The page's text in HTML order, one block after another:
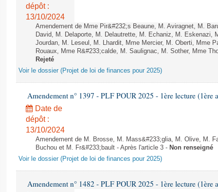
dépôt :
13/10/2024
Amendement de Mme Pir&#232;s Beaune, M. Aviragnet, M.
David, M. Delaporte, M. Delautrette, M. Echaniz, M. Eskenazi,
Jourdan, M. Leseul, M. Lhardit, Mme Mercier, M. Oberti, Mme
Rouaux, Mme R&#233;calde, M. Saulignac, M. Sother, Mme
Rejeté
Voir le dossier (Projet de loi de finances pour 2025)
Amendement n° 1397 - PLF POUR 2025 - 1ère lecture (1ère
Date de
dépôt :
13/10/2024
Amendement de M. Brosse, M. Mass&#233;glia, M. Olive, M.
Buchou et M. Fr&#233;bault - Après l'article 3 - Non renseigné
Voir le dossier (Projet de loi de finances pour 2025)
Amendement n° 1482 - PLF POUR 2025 - 1ère lecture (1ère